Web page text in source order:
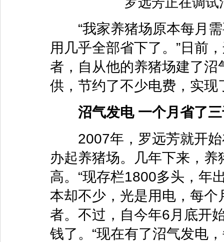
“我家养猪场原本每月需
用几乎全部省下了。”日前
者，自从他的养猪场建了
供，节约了不少电费，实
沼气发电 一个月省了三
2007年，罗远芳就开始
办起养猪场。几年下来，
高。“现存栏1800多头，年
本却不少，光是用电，每个
者。不过，自今年6月底开
钱了。“现在有了沼气发电